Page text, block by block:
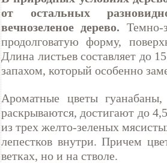
от остальных
вечнозеленое дерево. Темно-
продолговатую форму,
Длина листьев составляет до
запахом, который особенно
Ароматные цветы
раскрываются, достигают до
из трех желто-зеленых
лепестков внутри. Причем
ветках, но и на стволе.